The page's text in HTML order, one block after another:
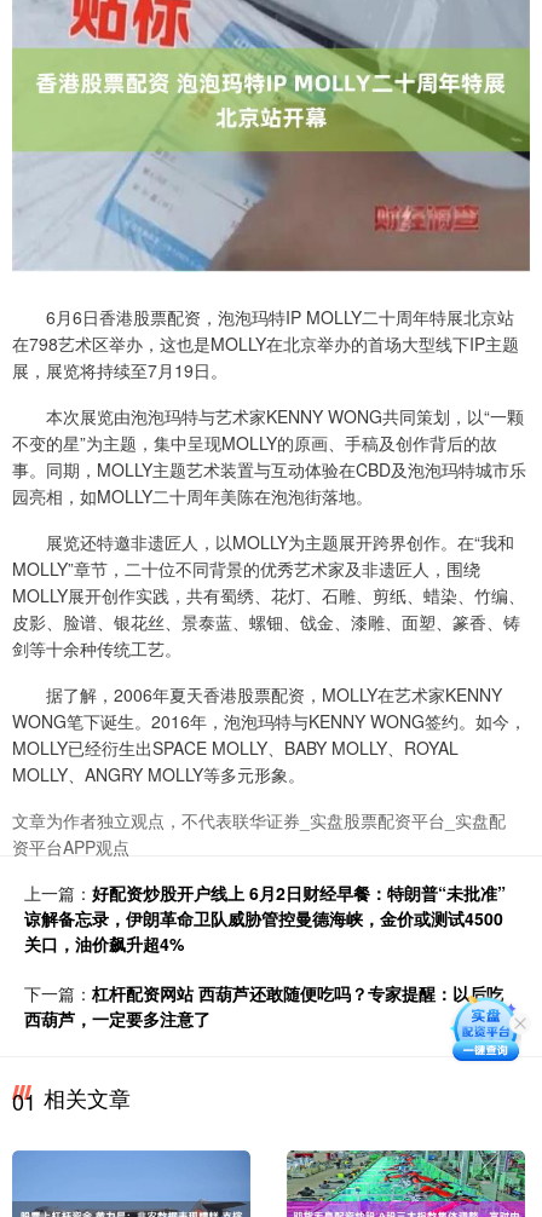
6月6日香港股票配资，泡泡玛特IP MOLLY二十周年特展北京站
在798艺术区举办，这也是MOLLY在北京举办的首场大型线下IP主题
展，展览将持续至7月19日。
本次展览由泡泡玛特与艺术家KENNY WONG共同策划，以“一颗
不变的星”为主题，集中呈现MOLLY的原画、手稿及创作背后的故
事。同期，MOLLY主题艺术装置与互动体验在CBD及泡泡玛特城市乐
园亮相，如MOLLY二十周年美陈在泡泡街落地。
展览还特邀非遗匠人，以MOLLY为主题展开跨界创作。在“我和
MOLLY”章节，二十位不同背景的优秀艺术家及非遗匠人，围绕
MOLLY展开创作实践，共有蜀绣、花灯、石雕、剪纸、蜡染、竹编、
皮影、脸谱、银花丝、景泰蓝、螺钿、戗金、漆雕、面塑、篆香、铸
剑等十余种传统工艺。
据了解，2006年夏天香港股票配资，MOLLY在艺术家KENNY
WONG笔下诞生。2016年，泡泡玛特与KENNY WONG签约。如今，
MOLLY已经衍生出SPACE MOLLY、BABY MOLLY、ROYAL
MOLLY、ANGRY MOLLY等多元形象。
文章为作者独立观点，不代表联华证券_实盘股票配资平台_实盘配
资平台APP观点
上一篇： 好配资炒股开户线上 6月2日财经早餐：特朗普“未批准”
谅解备忘录，伊朗革命卫队威胁管控曼德海峡，金价或测试4500
关口，油价飙升超4%
下一篇： 杠杆配资网站 西葫芦还敢随便吃吗？专家提醒：以后吃
西葫芦，一定要多注意了
01 相关文章